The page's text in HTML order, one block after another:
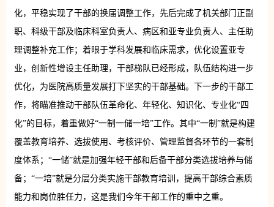
化，平稳实现了干部的换届调整工作，先后完成了机关部门正副
职、科级干部及临床科室负责人、病区和亚专业负责人、主任助
理调整补充工作；着眼于学科发展和临床需求，优化设置亚专
业，创新性增设主任助理，干部梯队已经形成，队伍结构进一步
优化，为医院高质量发展打下坚实的干部基础。下一步的干部工
作，将瞄准推动干部队伍革命化、年轻化、知识化、专业化“四
化”的目标，着重做好“一制一储一培”工作。其中“一制”就是构建
覆盖教育培养、选拔使用、考核评价、管理监督各环节的一套制
度体系；“一储”就是加强年轻干部和后备干部分类选拔培养与储
备；“一培”就是分层分类实施干部教育培训，提高干部综合素质
能力和岗位胜任力，这是我们今年干部工作的重中之重。